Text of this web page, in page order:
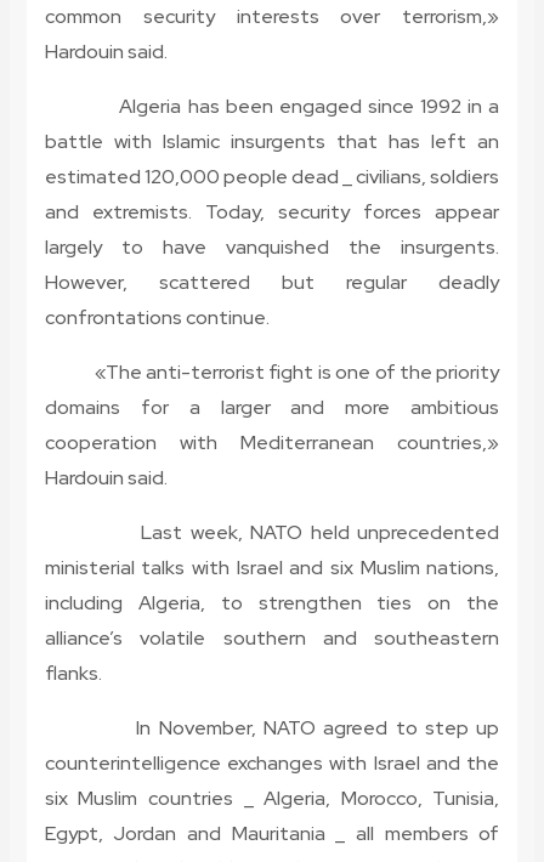
common security interests over terrorism,»
Hardouin said.
Algeria has been engaged since 1992 in a
battle with Islamic insurgents that has left an
estimated 120,000 people dead _ civilians, soldiers
and extremists. Today, security forces appear
largely to have vanquished the insurgents.
However, scattered but regular deadly
confrontations continue.
«The anti-terrorist fight is one of the priority
domains for a larger and more ambitious
cooperation with Mediterranean countries,»
Hardouin said.
Last week, NATO held unprecedented
ministerial talks with Israel and six Muslim nations,
including Algeria, to strengthen ties on the
alliance’s volatile southern and southeastern
flanks.
In November, NATO agreed to step up
counterintelligence exchanges with Israel and the
six Muslim countries _ Algeria, Morocco, Tunisia,
Egypt, Jordan and Mauritania _ all members of